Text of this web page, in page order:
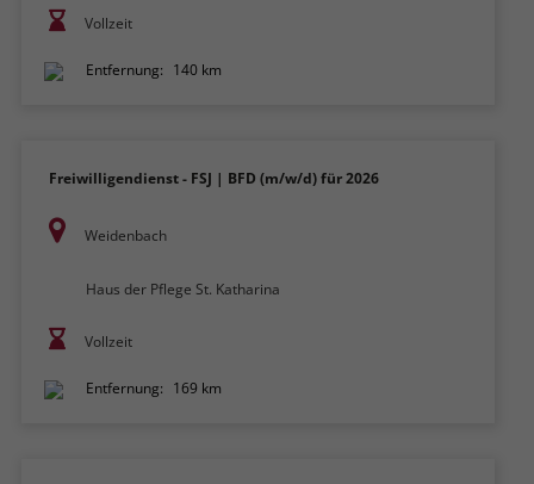
Vollzeit
Entfernung: 140 km
Freiwilligendienst - FSJ | BFD (m/w/d) für 2026
Weidenbach
Haus der Pflege St. Katharina
Vollzeit
Entfernung: 169 km